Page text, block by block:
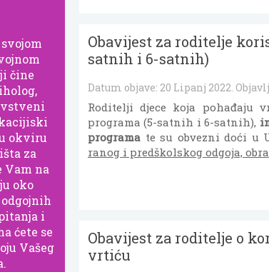
Obavijest za roditelje
satnih i 6-satnih)
Datum objave: 20 Lipanj 2022.
Roditelji djece koja
programa (5-satnih i 6-satnih),
programa te su obvezni doći u
ranog i predškolskog odgoja,
Obavijest za roditelje o
vrtiću
čine
okviru
za
Vam na
oko
i
ćete se
Vašeg